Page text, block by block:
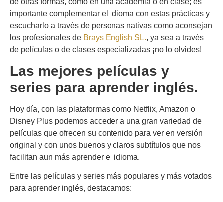
importante complementar el idioma con estas prácticas y
escucharlo a través de personas nativas como aconsejan
los profesionales de Brays English SL., ya sea a través
de películas o de clases especializadas ¡no lo olvides!
Las mejores películas y
series para aprender inglés.
Hoy día, con las plataformas como Netflix, Amazon o
Disney Plus podemos acceder a una gran variedad de
películas que ofrecen su contenido para ver en versión
original y con unos buenos y claros subtítulos que nos
facilitan aun más aprender el idioma.
Entre las películas y series más populares y más votados
para aprender inglés, destacamos: